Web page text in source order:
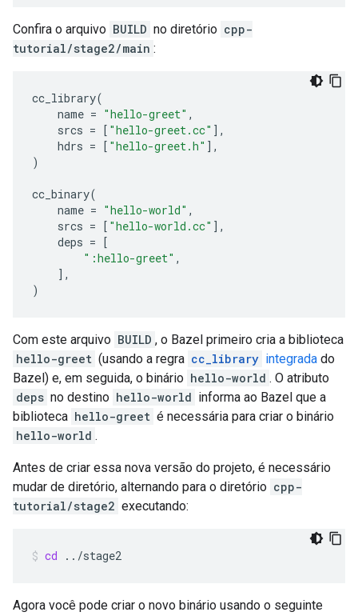
Confira o arquivo BUILD no diretório cpp-
tutorial/stage2/main :
cc_library(
name = "hello-greet" ,
srcs = [ "hello-greet.cc" ],
hdrs = [ "hello-greet.h" ],
)
cc_binary(
name = "hello-world" ,
srcs = [ "hello-world.cc" ],
deps = [
":hello-greet" ,
],
)
Com este arquivo BUILD , o Bazel primeiro cria a biblioteca
hello-greet (usando a regra cc_library integrada do
Bazel) e, em seguida, o binário hello-world . O atributo
deps no destino hello-world informa ao Bazel que a
biblioteca hello-greet é necessária para criar o binário
hello-world .
Antes de criar essa nova versão do projeto, é necessário
mudar de diretório, alternando para o diretório cpp-
tutorial/stage2 executando:
cd ../stage2
Agora você pode criar o novo binário usando o seguinte